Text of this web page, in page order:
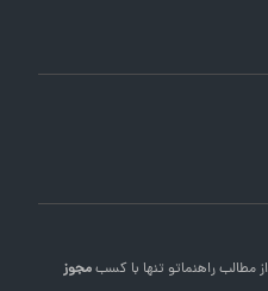
راهنماتو تنها با کسبمجوز